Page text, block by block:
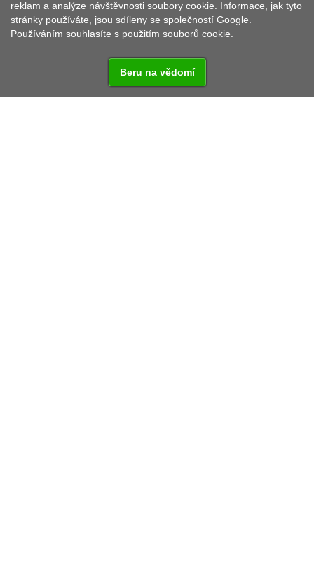
reklam a analýze návštěvnosti soubory cookie. Informace, jak tyto
stránky používáte, jsou sdíleny se společností Google.
Používáním souhlasíte s použitím souborů cookie.
Beru na vědomí